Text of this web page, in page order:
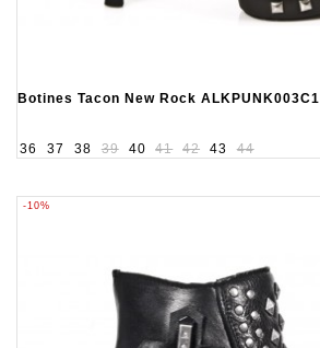
Botines Tacon New Rock ALKPUNK003C1
36 37 38 39 40 41 42 43 44
-10%